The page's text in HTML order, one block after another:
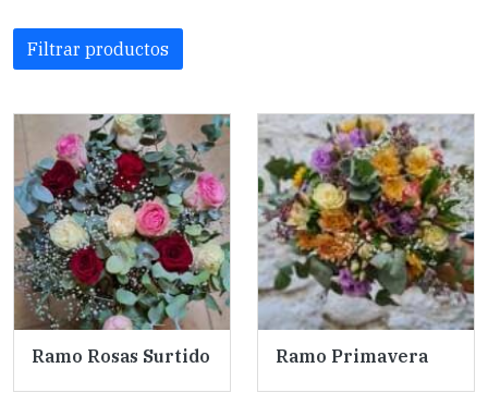
Filtrar productos
Ramo Rosas Surtido Ramo Primavera